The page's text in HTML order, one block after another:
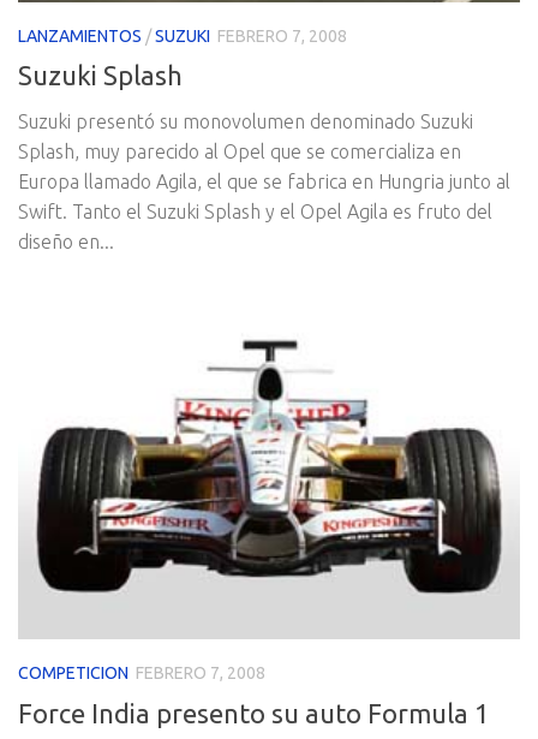
LANZAMIENTOS /SUZUKI FEBRERO 7, 2008
Suzuki Splash
Suzuki presentó su monovolumen denominado Suzuki
Splash, muy parecido al Opel que se comercializa en
Europa llamado Agila, el que se fabrica en Hungria junto al
Swift. Tanto el Suzuki Splash y el Opel Agila es fruto del
diseño en...
COMPETICION FEBRERO 7, 2008
Force India presento su auto Formula 1